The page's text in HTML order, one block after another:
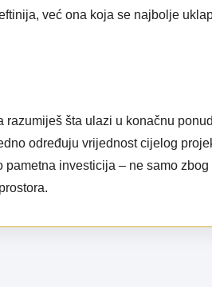
već ona koja se najbolje
razumiješ šta ulazi u konačnu
određuju vrijednost cijelog
investicija – ne samo zbog